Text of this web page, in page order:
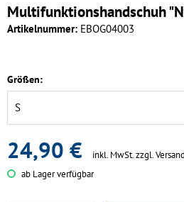
Multifunktionshandschuh
Artikelnummer: EBOG04003
Größen:
24,90 € inkl. MwSt.zzgl.
ab Lager verfügbar